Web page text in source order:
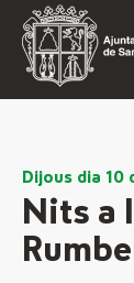
Dijous dia 10
Nits a